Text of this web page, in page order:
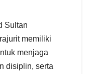
Sultan
memiliki
menjaga
disiplin, serta